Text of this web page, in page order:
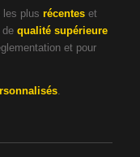
les plus récenteset
de qualité supérieure
et pour
.